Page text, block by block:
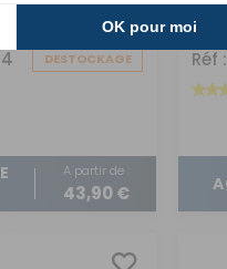
DESTOCKAGE
A partir de :
43,90 €
Réf